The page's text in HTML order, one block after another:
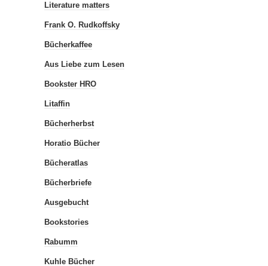
Literature matters
Frank O. Rudkoffsky
Bücherkaffee
Aus Liebe zum Lesen
Bookster HRO
Litaffin
Bücherherbst
Horatio Bücher
Bücheratlas
Bücherbriefe
Ausgebucht
Bookstories
Rabumm
Kuhle Bücher